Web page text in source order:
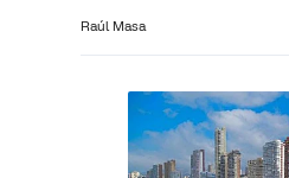
Raúl Masa